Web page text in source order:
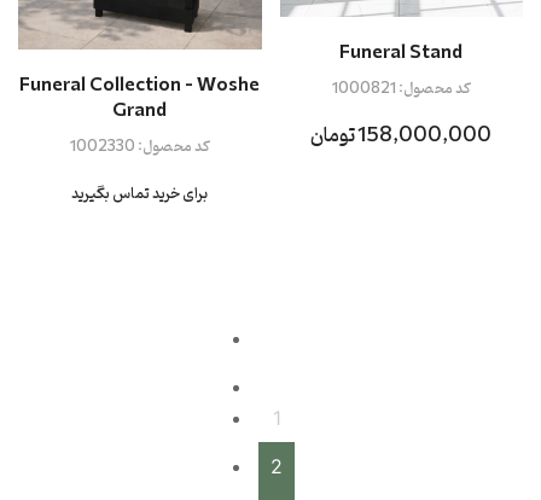
Funeral Stand
158,000,000 تومان
کد محصول:1000821
Funeral Collection - Woshe
Grand
برای خرید تماس بگیرید
کد محصول:1002330
1
2